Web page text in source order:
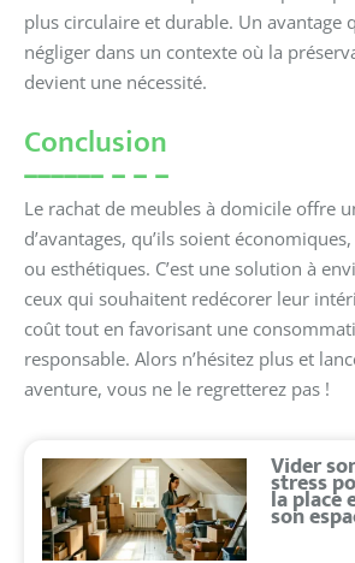
plus circulaire et durable. Un avantage
négliger dans un contexte où la
devient une nécessité.
Conclusion
Le rachat de meubles à domicile offre
d’avantages, qu’ils soient
ou esthétiques. C’est une solution à
ceux qui souhaitent redécorer leur
coût tout en favorisant une
responsable. Alors n’hésitez plus et
aventure, vous ne le regretterez pas !
Vider
stress
la place
son